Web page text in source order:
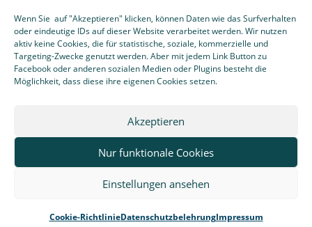
Wenn Sie auf "Akzeptieren" klicken, können Daten wie das Surfverhalten
oder eindeutige IDs auf dieser Website verarbeitet werden. Wir nutzen
aktiv keine Cookies, die für statistische, soziale, kommerzielle und
Targeting-Zwecke genutzt werden. Aber mit jedem Link Button zu
Facebook oder anderen sozialen Medien oder Plugins besteht die
Möglichkeit, dass diese ihre eigenen Cookies setzen.
Akzeptieren
Nur funktionale Cookies
Einstellungen ansehen
Cookie-RichtlinieDatenschutzbelehrungImpressum
* Aufgrund des Kleinunternehmerstatus gemäß § 19 UStG
erhebe ich keine Umsatzsteuer und weise diese daher auch nicht
aus.